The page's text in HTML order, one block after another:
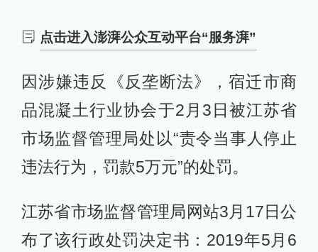
点击进入澎湃公众互动平台“服务湃”
因涉嫌违反《反垄断法》，宿迁市商
品混凝土行业协会于2月3日被江苏省
市场监督管理局处以“责令当事人停止
违法行为，罚款5万元”的处罚。
江苏省市场监督管理局网站3月17日公
布了该行政处罚决定书：2019年5月6